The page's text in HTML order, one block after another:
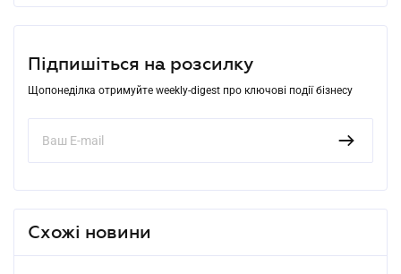
Підпишіться на розсилку
Щопонеділка отримуйте weekly-digest про ключові події бізнесу
Схожі новини